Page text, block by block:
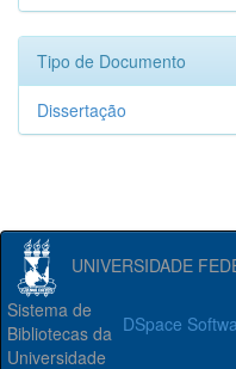
Tipo de Documento
Dissertação
UNIVERSIDADE
DSpace
Sistema de
Bibliotecas da
Universidade